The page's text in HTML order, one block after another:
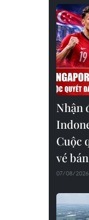
Nhận
Cuộc
vé
07/08/2026